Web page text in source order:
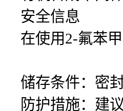
安全信息
在使用2-氟苯
储存条件：密
防护措施：建